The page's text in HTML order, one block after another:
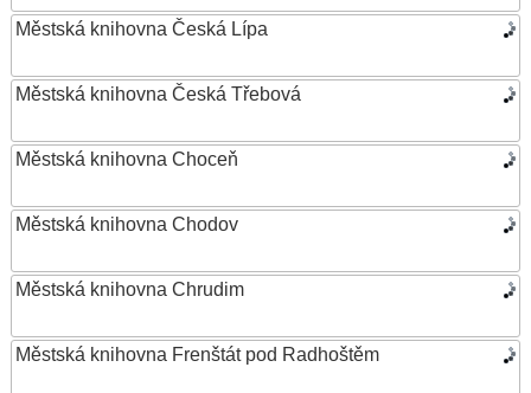
Městská knihovna Česká Lípa
Městská knihovna Česká Třebová
Městská knihovna Choceň
Městská knihovna Chodov
Městská knihovna Chrudim
Městská knihovna Frenštát pod Radhoštěm